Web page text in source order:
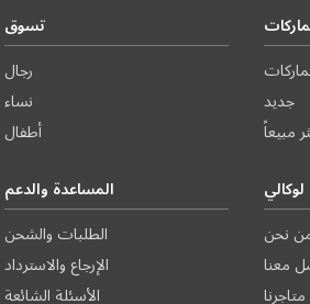
تسوق
رجال
نساء
أطفال
جديد
مبيعاً
المساعدة والدعم
الطلبات والشحن
الإرجاع والاسترداد
الأسئلة الشائعة
نحن
معنا
متاجرنا